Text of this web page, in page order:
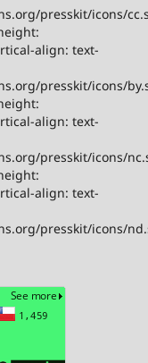
presskit/icons/
align: text-
presskit/icons/
align: text-
presskit/icons/
align: text-
presskit/icons/